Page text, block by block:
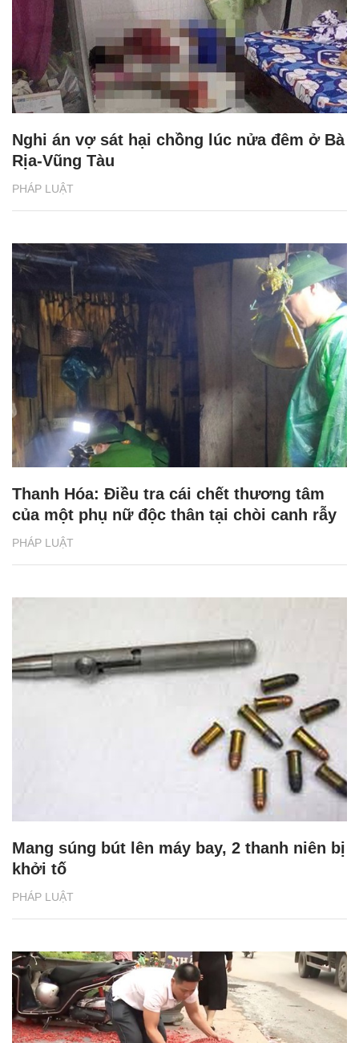
PHÁP LUẬT
Nghi án vợ sát hại chồng lúc nửa đêm ở Bà
Rịa-Vũng Tàu
PHÁP LUẬT
Thanh Hóa: Điều tra cái chết thương tâm
của một phụ nữ độc thân tại chòi canh rẫy
PHÁP LUẬT
Mang súng bút lên máy bay, 2 thanh niên bị
khởi tố